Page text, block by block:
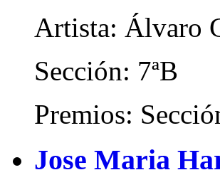
Artista: Álvaro
Sección: 7ªB
Premios:
Jose Maria